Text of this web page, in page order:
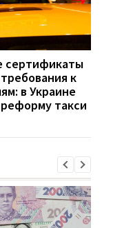
сертификаты
к
в Украине
такси